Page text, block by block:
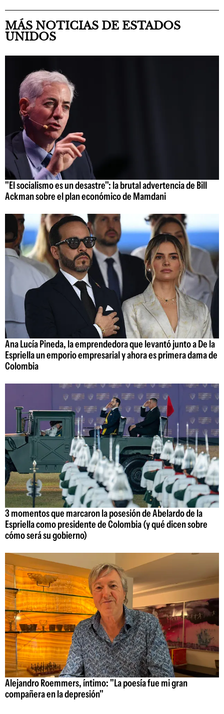
MÁS NOTICIAS DE ESTADOS
UNIDOS
"El socialismo es un desastre": la brutal advertencia de Bill
Ackman sobre el plan económico de Mamdani
Ana Lucía Pineda, la emprendedora que levantó junto a De la
Espriella un emporio empresarial y ahora es primera dama de
Colombia
3 momentos que marcaron la posesión de Abelardo de la
Espriella como presidente de Colombia (y qué dicen sobre
cómo será su gobierno)
Alejandro Roemmers, íntimo: "La poesía fue mi gran
compañera en la depresión"